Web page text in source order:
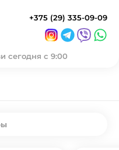
+375 (29) 335-09-09
сегодня с 9:00